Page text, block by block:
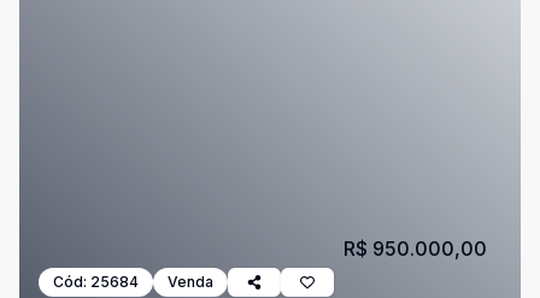
Cód: 25684 Venda
R$ 950.000,00